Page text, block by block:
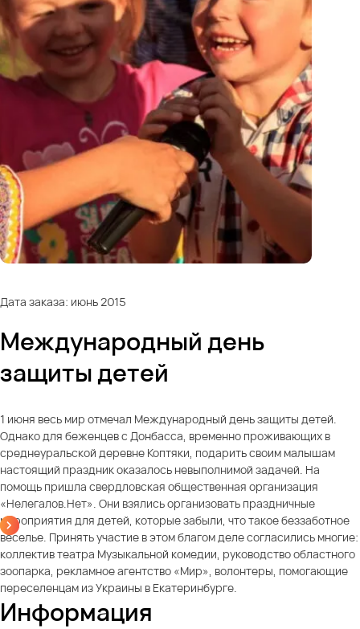
Дата заказа: июнь 2015
Международный день
защиты детей
1 июня весь мир отмечал Международный день защиты детей.
Однако для беженцев с Донбасса, временно проживающих в
среднеуральской деревне Коптяки, подарить своим малышам
настоящий праздник оказалось невыполнимой задачей. На
помощь пришла свердловская общественная организация
«Нелегалов.Нет». Они взялись организовать праздничные
мероприятия для детей, которые забыли, что такое беззаботное
веселье. Принять участие в этом благом деле согласились многие:
коллектив театра Музыкальной комедии, руководство областного
зоопарка, рекламное агентство «Мир», волонтеры, помогающие
переселенцам из Украины в Екатеринбурге.
Информация